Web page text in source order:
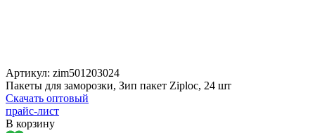
Артикул: zim501203024
Пакеты для заморозки, Зип пакет Ziploc, 24 шт
Скачать оптовый
прайс-лист
В корзину